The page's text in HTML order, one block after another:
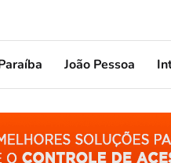
João Pessoa